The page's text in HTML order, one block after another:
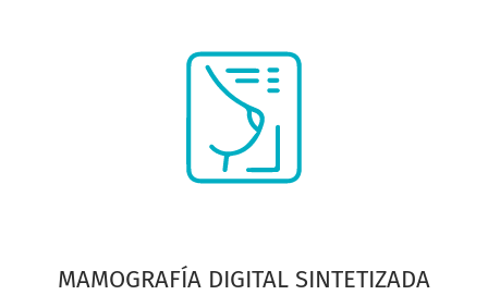
MAMOGRAFÍA DIGITAL SINTETIZADA